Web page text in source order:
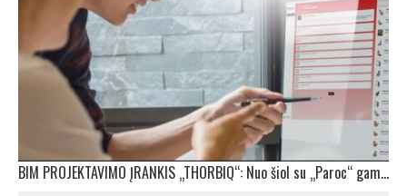
BIM PROJEKTAVIMO ĮRANKIS „THORBIQ“: Nuo šiol su „Paroc“ gaminiais